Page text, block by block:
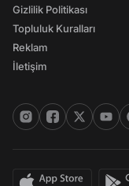
Gizlilik Politikası
Topluluk Kuralları
Reklam
İletişim